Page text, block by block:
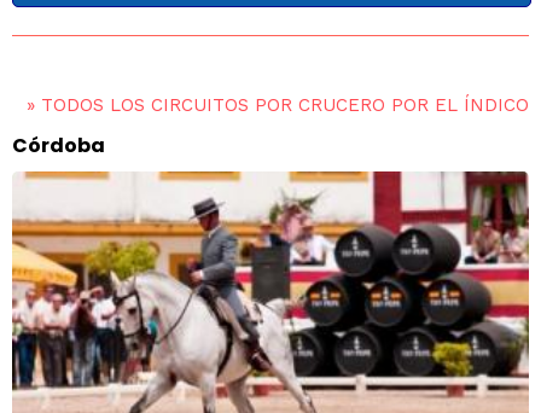
» TODOS LOS CIRCUITOS POR CRUCERO POR EL ÍNDICO
Córdoba